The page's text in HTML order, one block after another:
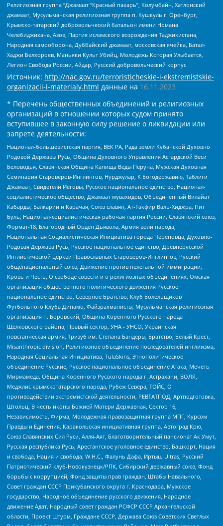
Религиозная группа “Джамаат “Красный пахарь”, Колумбайн, Хатлонский
джамаат, Мусульманская религиозная группа п. Кушкуль г. Оренбург,
Крымско-татарский добровольческий батальон имени Номана
Челебиджихана, Азов, Партия исламского возрождения Таджикистана,
Народная самооборона, Дуббайский джамаат, московская ячейка, Батал-
Хаджи Белхороев, Маньяки Культ Убийц, Молодёжь Которая Улыбается,
Легион Свобода России, Айдар, Русский добровольческий корпус
Источник: http://nac.gov.ru/terroristicheskie-i-ekstremistskie-
organizacii-i-materialy.html данные на 16.11.2023
* Перечень общественных объединений и религиозных
организаций в отношении которых судом принято
вступившее в законную силу решение о ликвидации или
запрете деятельности:
Национал-большевистская партия, ВЕК РА, Рада земли Кубанской Духовно
Родовой Державы Русь, Община Духовного Управления Асгардской Веси
Беловодья, Славянская Община Капища Веды Перуна, Мужская Духовная
Семинария Староверов-Инглингов, Нурджулар, К Богодержавию, Таблиги
Джамаат, Свидетели Иеговы, Русское национальное единство, Национал-
социалистическое общество, Джамаат мувахидов, Объединенный Вилайат
Кабарды, Балкарии и Карачая, Союз славян, Ат-Такфир Валь-Хиджра, Пит
Буль, Национал-социалистическая рабочая партия России, Славянский союз,
Формат-18, Благородный Орден Дьявола, Армия воли народа,
Национальная Социалистическая Инициатива города Череповца, Духовно-
Родовая Держава Русь, Русское национальное единство, Древнерусской
Инглистической церкви Православных Староверов-Инглингов, Русский
общенациональный союз, Движение против нелегальной иммиграции,
Кровь и Честь, О свободе совести и о религиозных объединениях, Омская
организация общественного политического движения Русское
национальное единство, Северное Братство, Клуб Болельщиков
Футбольного Клуба Динамо, Файзрахманисты, Мусульманская религиозная
организация п. Боровский, Община Коренного Русского народа
Щелковского района, Правый сектор, УНА - УНСО, Украинская
повстанческая армия, Тризуб им. Степана Бандеры, Братство, Белый Крест,
Misanthropic division, Религиозное объединение последователей инглиизма,
Народная Социальная Инициатива, TulaSkins, Этнополитическое
объединение Русские, Русское национальное объединение Атака, Мечеть
Мирмамеда, Община Коренного Русского народа г. Астрахани, ВОЛЯ,
Меджлис крымскотатарского народа, Рубеж Севера, ТОЙС, О
противодействии экстремистской деятельности, РЕВТАТПОД, Артподготовка,
Штольц, В честь иконы Божией Матери Державная, Сектор 16,
Независимость, Фирма, Молодежная правозащитная группа МПГ, Курсом
Правды и Единения, Каракольская инициативная группа, Автоград Крю,
Союз Славянских Сил Руси, Алля-Аят, Благотворительный пансионат Ак Умут,
Русская республика Русь, Арестантское уголовное единство, Башкорт, Нация
и свобода, Нация и свобода, W.H.С., Фалунь Дафа, Иртыш Ultras, Русский
Патриотический клуб-Новокузнецк/РПК, Сибирский державный союз, Фонд
борьбы с коррупцией, Фонд защиты прав граждан, Штабы Навального,
Совет граждан СССР Прикубанского округа г. Краснодара, Мужское
государство, Народное объединение русского движения, Народное
движение Адат, Народный совет граждан РСФСР СССР Архангельской
области, Проект Штурм, Граждане СССР, Держава Союз Советских Светлых